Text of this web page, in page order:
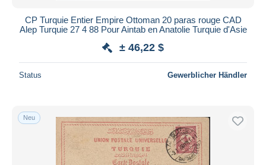
CP Turquie Entier Empire Ottoman 20 paras rouge CAD
Alep Turquie 27 4 88 Pour Aintab en Anatolie Turquie d'Asie
± 46,22 $
Status Gewerblicher Händler
Neu